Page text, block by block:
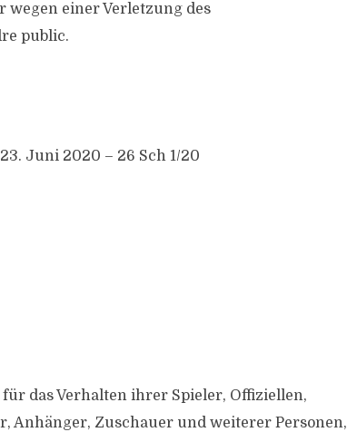
wegen einer Verletzung des
public.
Juni 2020 – 26 Sch 1/20
das Verhalten ihrer Spieler, Offiziellen,
Zuschauer und weiterer Personen,